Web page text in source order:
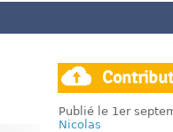
Publié le 1er
Nicolas